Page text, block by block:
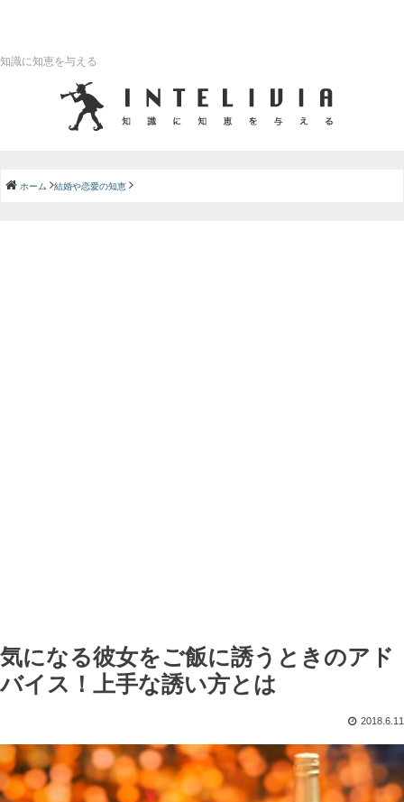
知識に知恵を与える
ホーム 結婚や恋愛の知恵
気になる彼女をご飯に誘うときのアド
バイス！上手な誘い方とは
2018.6.11